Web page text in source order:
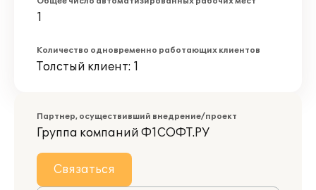
1
Количество одновременно работающих клиентов
Толстый клиент: 1
Партнер, осуществивший внедрение/проект
Группа компаний Ф1СОФТ.РУ
Связаться